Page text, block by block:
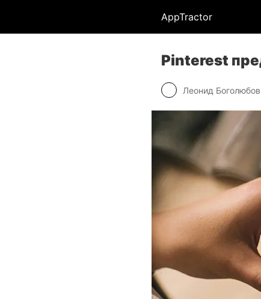
AppTractor
Pinterest
Леонид Боголюбов